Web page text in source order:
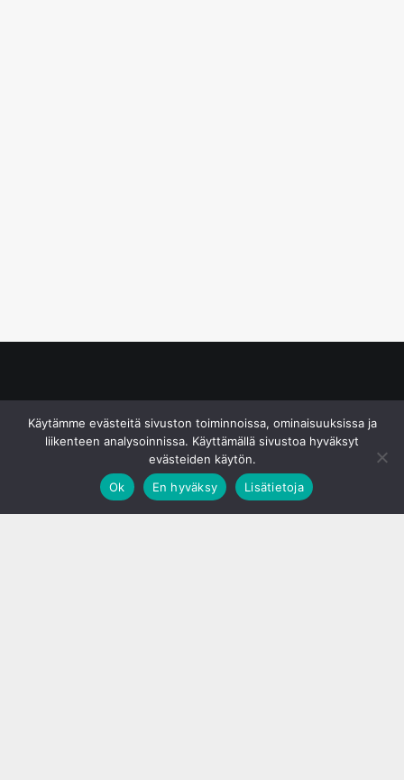
Käytämme evästeitä sivuston toiminnoissa, ominaisuuksissa ja
liikenteen analysoinnissa. Käyttämällä sivustoa hyväksyt
evästeiden käytön.
Ok
En hyväksy Lisätietoja